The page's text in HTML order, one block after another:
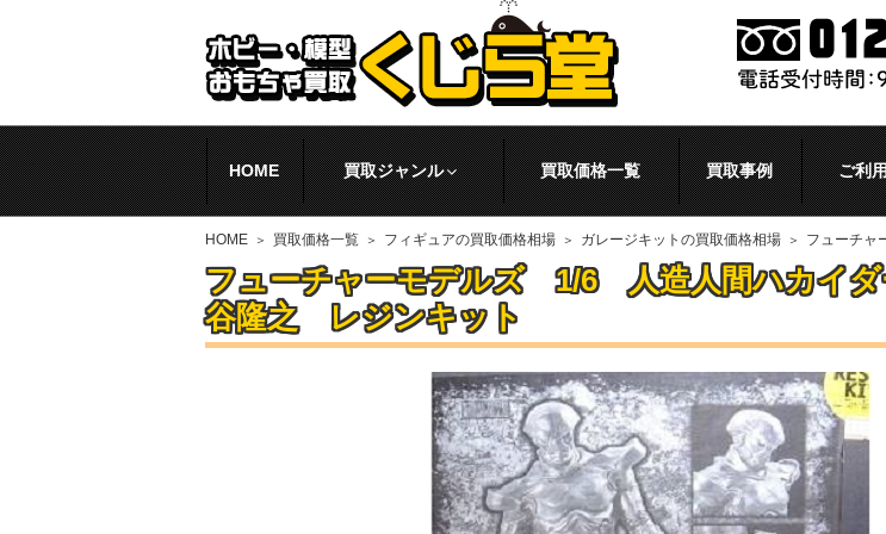
HOME 買取ジャンル 買取価格一覧 買取事例 ご利
HOME 買取価格一覧 フィギュアの買取価格相場 ガレージキットの買取価格相場 フューチ
フューチャーモデルズ 1/6 人造人間ハカイ
谷隆之 レジンキット